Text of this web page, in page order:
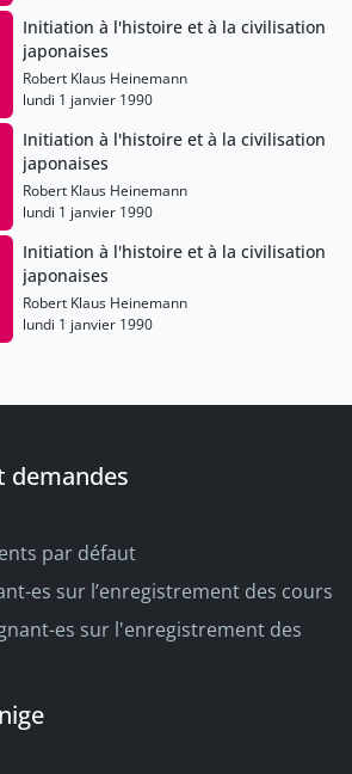
Initiation à l'histoire et à la civilisation
japonaises
Robert Klaus Heinemann
lundi 1 janvier 1990
Initiation à l'histoire et à la civilisation
japonaises
Robert Klaus Heinemann
lundi 1 janvier 1990
Initiation à l'histoire et à la civilisation
japonaises
Robert Klaus Heinemann
lundi 1 janvier 1990
demandes
par défaut
es sur l’enregistrement des cours
es sur l'enregistrement des